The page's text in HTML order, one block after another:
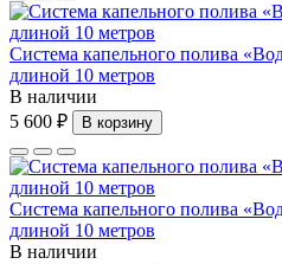
Система капельного полива
длиной 10 метров
В наличии
5 600 ₽
В корзину
Система капельного полива
длиной 10 метров
В наличии